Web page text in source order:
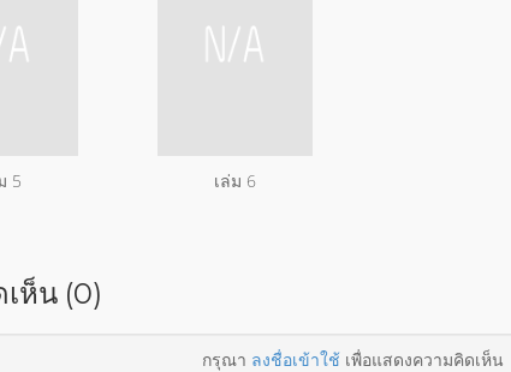
5 เล่ม 6
ห็น (0)
กรุณา ลงชื่อเข้าใช้เพื่อแสดงความคิดเห็น